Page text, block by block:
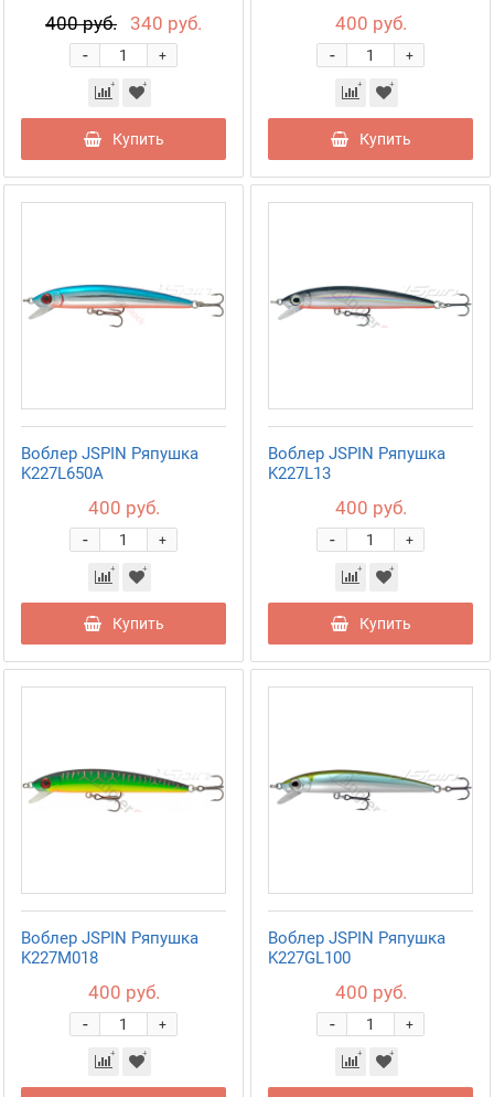
400 руб. 340 руб.
+
-
Купить
400 руб.
+
-
Купить
Воблер JSPIN Ряпушка
K227L650A
400 руб.
+
-
Купить
Воблер JSPIN Ряпушка
K227L13
400 руб.
+
-
Купить
Воблер JSPIN Ряпушка
K227M018
400 руб.
+
-
Воблер JSPIN Ряпушка
K227GL100
400 руб.
+
-